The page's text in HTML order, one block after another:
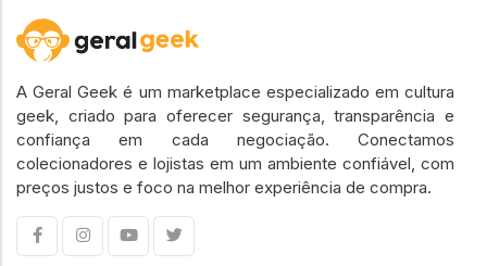
A Geral Geek é um marketplace especializado em cultura
geek, criado para oferecer segurança, transparência e
confiança em cada negociação. Conectamos
colecionadores e lojistas em um ambiente confiável, com
preços justos e foco na melhor experiência de compra.